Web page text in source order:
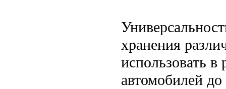
хранения
использовать
автомобилей